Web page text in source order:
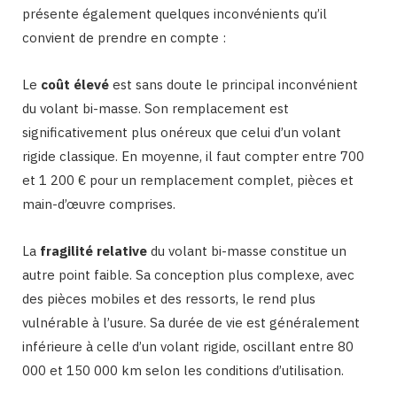
présente également quelques inconvénients qu’il
convient de prendre en compte :
Le coût élevé est sans doute le principal inconvénient
du volant bi-masse. Son remplacement est
significativement plus onéreux que celui d’un volant
rigide classique. En moyenne, il faut compter entre 700
et 1 200 € pour un remplacement complet, pièces et
main-d’œuvre comprises.
La fragilité relative du volant bi-masse constitue un
autre point faible. Sa conception plus complexe, avec
des pièces mobiles et des ressorts, le rend plus
vulnérable à l’usure. Sa durée de vie est généralement
inférieure à celle d’un volant rigide, oscillant entre 80
000 et 150 000 km selon les conditions d’utilisation.